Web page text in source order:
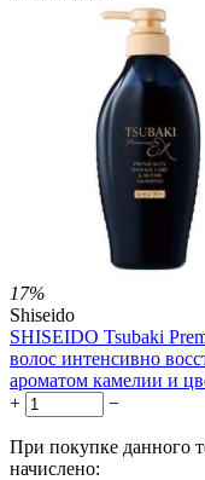
17%
Shiseido
SHISEIDO Tsubaki
волос интенсивно
ароматом камелии и
+
−
При покупке данного
начислено: